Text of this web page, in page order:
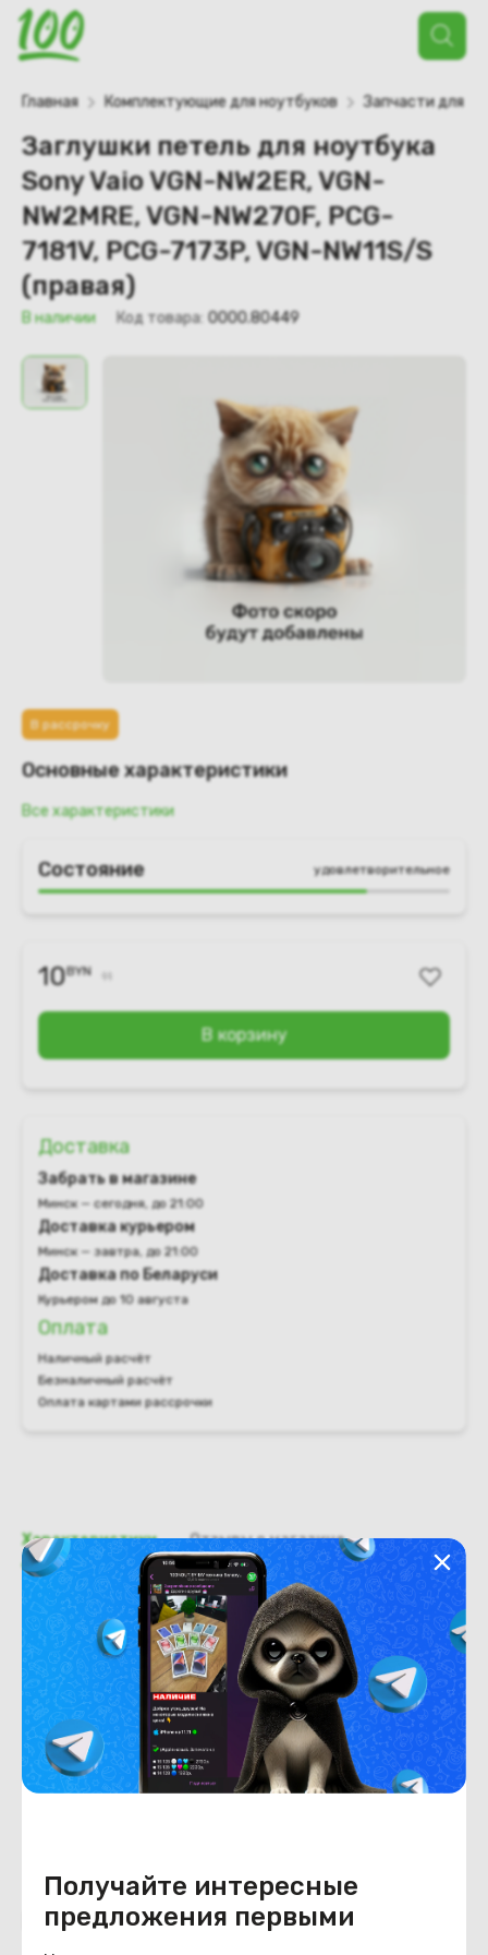
Поиск
товаров
Получайте интересные
предложения первыми
Главная Комплектующие для ноутбуков Запчасти для
Заглушки петель для ноутбука
Sony Vaio VGN-NW2ER, VGN-
NW2MRE, VGN-NW270F, PCG-
7181V, PCG-7173P, VGN-NW11S/S
(правая)
В наличии Код товара: 0000.80449
В рассрочку
Основные характеристики
Все характеристики
Состояние удовлетворительное
10BYN
В корзину
Доставка
Забрать в магазине
Минск — сегодня, до 21:00
Доставка курьером
Минск — завтра, до 21:00
Доставка по Беларуси
Курьером до 10 августа
Оплата
Наличный расчёт
Безналичный расчёт
Оплата картами рассрочки
Характеристики Отзывы о магазине
Общая информация
Производитель
Sony
Тип товара
Заглушки петель
Состояние
Состояние удовлетворительное
Похожие товары